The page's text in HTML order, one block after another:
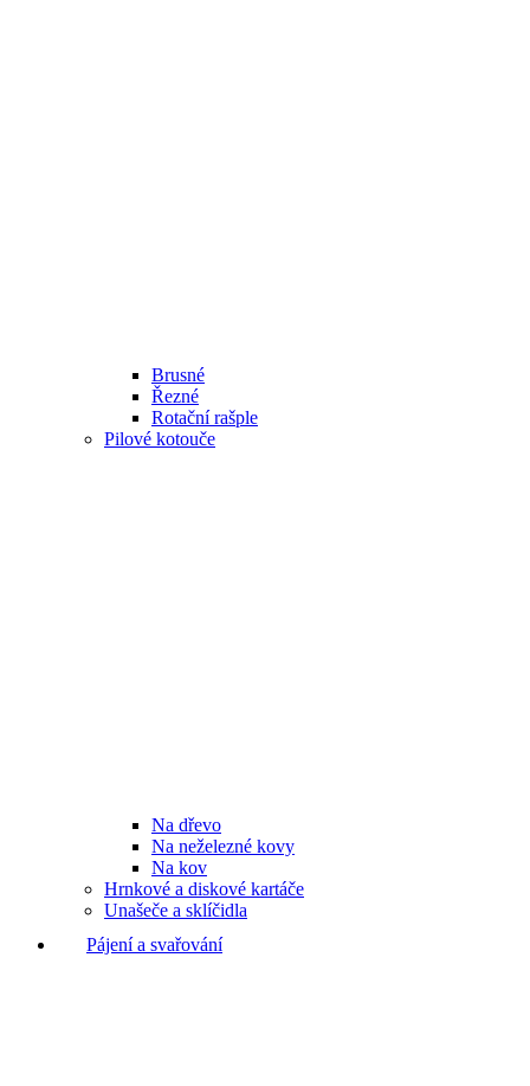
Brusné
Řezné
Rotační rašple
Pilové kotouče
Na dřevo
Na neželezné kovy
Na kov
Hrnkové a diskové kartáče
Unašeče a sklíčidla
Pájení a svařování